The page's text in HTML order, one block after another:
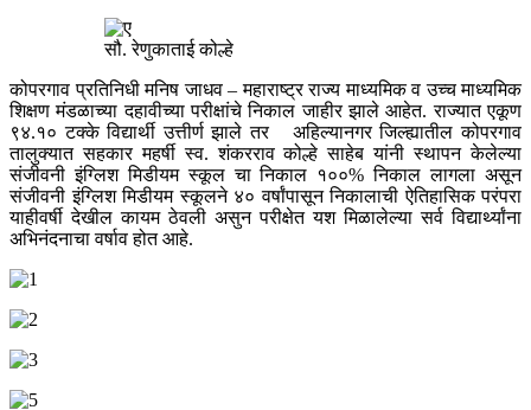
सौ. रेणुकाताई कोल्हे
कोपरगाव प्रतिनिधी मनिष जाधव – महाराष्ट्र राज्य माध्यमिक व उच्च माध्यमिक
शिक्षण मंडळाच्या दहावीच्या परीक्षांचे निकाल जाहीर झाले आहेत. राज्यात एकूण
९४.१० टक्के विद्यार्थी उत्तीर्ण झाले तर अहिल्यानगर जिल्ह्यातील कोपरगाव
तालुक्यात सहकार महर्षी स्व‌. शंकरराव कोल्हे साहेब यांनी स्थापन केलेल्या
संजीवनी इंग्लिश मिडीयम स्कूल चा निकाल १००% निकाल लागला असून
संजीवनी इंग्लिश मिडीयम स्कूलने ४० वर्षांपासून निकालाची ऐतिहासिक परंपरा
याहीवर्षी देखील कायम ठेवली असुन परीक्षेत यश मिळालेल्या सर्व विद्यार्थ्यांना
अभिनंदनाचा वर्षाव होत आहे.